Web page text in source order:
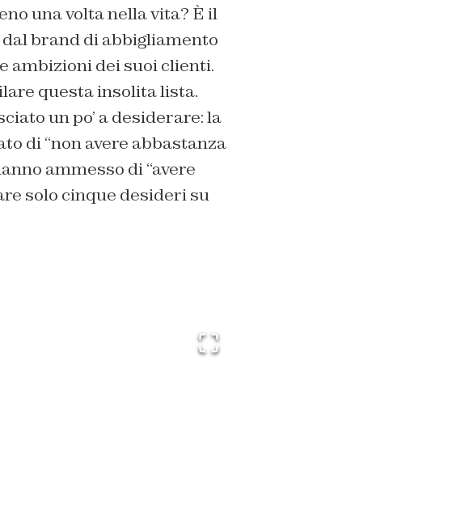
una volta nella vita? È il
brand di abbigliamento
ambizioni dei suoi clienti.
questa insolita lista.
un po’ a desiderare: la
di “non avere abbastanza
ammesso di “avere
solo cinque desideri su